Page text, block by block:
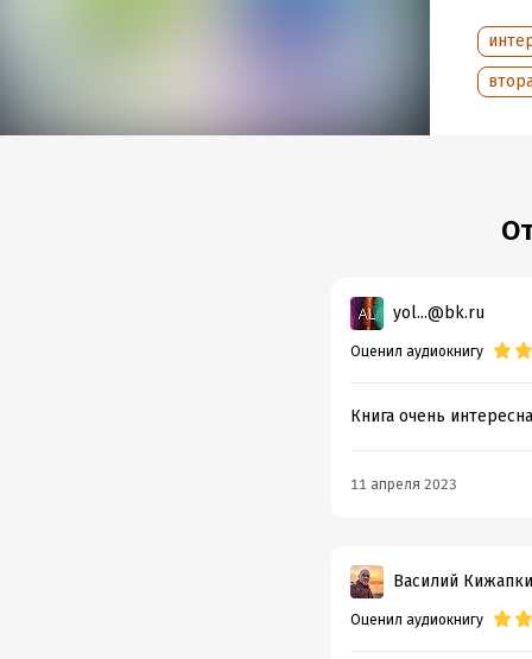
Тайны
yol...@bk.ru
Оценил аудиокнигу
Книга очень
11 апреля 2023
Василий
Оценил аудиокнигу